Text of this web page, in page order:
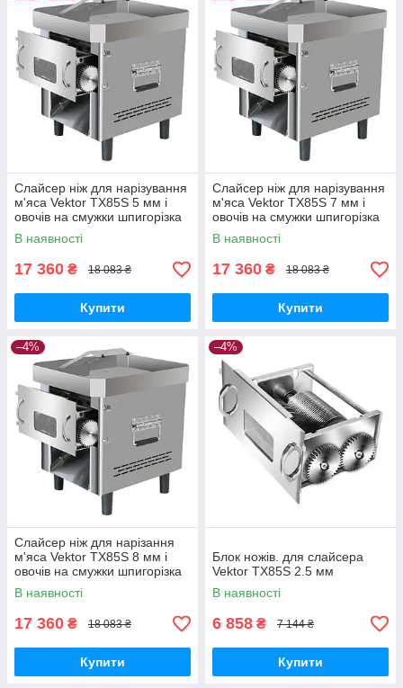
Слайсер ніж для нарізування
м'яса Vektor TX85S 5 мм і
овочів на смужки шпигорізка
В наявності
17 360 ₴ 18 083 ₴
Купити
Слайсер ніж для нарізування
м'яса Vektor TX85S 7 мм і
овочів на смужки шпигорізка
В наявності
17 360 ₴ 18 083 ₴
Купити
–4%
Слайсер ніж для нарізання
м'яса Vektor TX85S 8 мм і
овочів на смужки шпигорізка
В наявності
17 360 ₴ 18 083 ₴
Купити
–4%
Блок ножів. для слайсера
Vektor TX85S 2.5 мм
В наявності
6 858 ₴ 7 144 ₴
Купити